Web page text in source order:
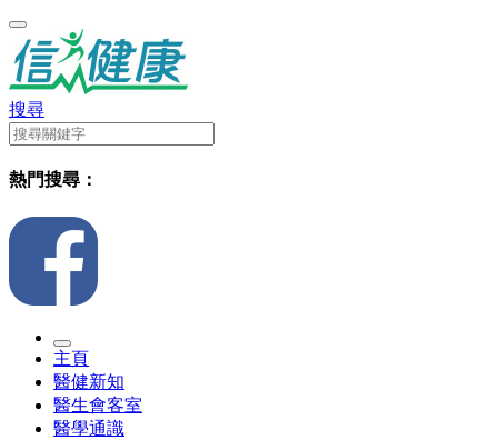
搜尋
熱門搜尋：
主頁
醫健新知
醫生會客室
醫學通識